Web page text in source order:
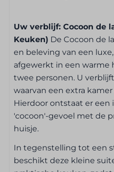
Badkamer
Handdoeken
Badkamer
Douche
Wastafel: 1
Haardroger / Föhn
Keuken
Koelkast
Nespresso
Uw verblijf: Cocoon de
Keuken) De Cocoon de
en beleving van een
afgewerkt in een warme
twee personen. U
waarvan een extra
Hierdoor ontstaat er
'cocoon'-gevoel met de
huisje.
In tegenstelling tot een
beschikt deze kleine